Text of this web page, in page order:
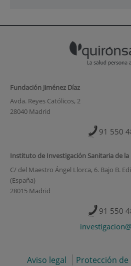
Fundación Jiménez Díaz
Avda. Reyes Católicos, 2
28040 Madrid
91 550
Instituto de Investigación Sanitaria de la
C/ del Maestro Ángel Llorca, 6. Bajo B.
(España)
28015 Madrid
91 550
Aviso legal Protección de